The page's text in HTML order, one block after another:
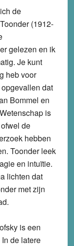
de
(1912-
gelezen en ik
Je kunt
heb voor
dat
Bommel en
is
de
hebben
Toonder leek
en intuïtie.
lichten dat
met zijn
is een
de latere